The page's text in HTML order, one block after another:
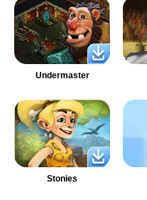
Undermaster
Stonies